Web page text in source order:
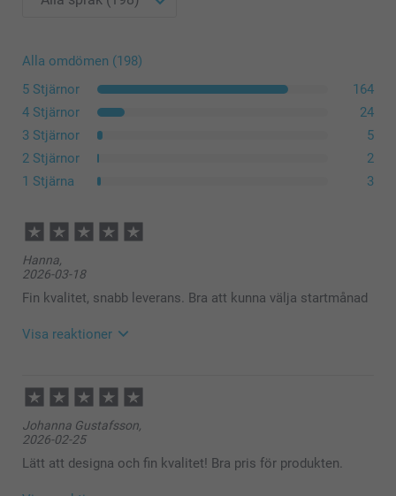
Alla omdömen (198)
5 Stjärnor
164
4 Stjärnor
24
3 Stjärnor
5
2 Stjärnor
2
1 Stjärna
3
Hanna,
2026-03-18
Fin kvalitet, snabb leverans. Bra att kunna välja startmånad
Visa reaktioner
08:16
Hej Hanna!
Stort tack för dina ⭐️⭐️⭐️⭐️⭐️ och omdöme av våra
kalendrar med egna foton.
Tack för att du valt att beställa hos oss.
Varma hälsningar
Kirsi @smartphoto
Johanna Gustafsson,
2026-02-25
Lätt att designa och fin kvalitet! Bra pris för produkten.